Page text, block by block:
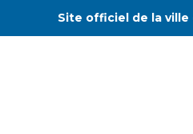
Site officiel de la ville